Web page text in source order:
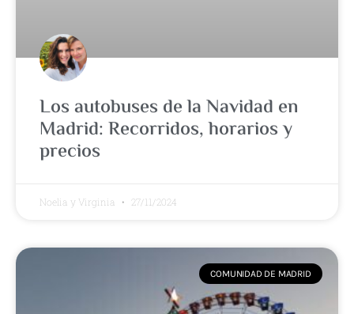
Los autobuses de la Navidad en
Madrid: Recorridos, horarios y
precios
Noelia y Virginia 27/11/2024
COMUNIDAD DE MADRID